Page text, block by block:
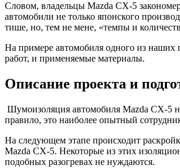
Словом, владельцы Mazda CX-5
автомобили не только японского
тише, но, тем не мене, «темпы и
На примере автомобиля одного из
работ, и применяемые материалы.
Описание проекта и
Шумоизоляция автомобиля Mazda CX-5
правило, это наиболее опытный
На следующем этапе происходит
Mazda CX-5. Некоторые из этих
подобных разогревах не нуждаются.